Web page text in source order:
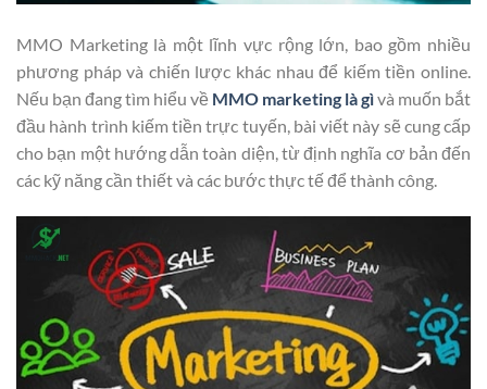
MMO Marketing là một lĩnh vực rộng lớn, bao gồm nhiều
phương pháp và chiến lược khác nhau để kiếm tiền online.
Nếu bạn đang tìm hiểu về MMO marketing là gìvà muốn bắt
đầu hành trình kiếm tiền trực tuyến, bài viết này sẽ cung cấp
cho bạn một hướng dẫn toàn diện, từ định nghĩa cơ bản đến
các kỹ năng cần thiết và các bước thực tế để thành công.